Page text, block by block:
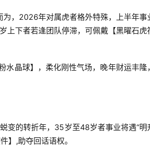
，2026年对属虎者格外特殊，上半年事
下者若逢团队停滞，可佩戴【黑曜石虎
水晶球】，柔化刚性气场，晚年财运丰隆
的转折年，35岁至48岁者事业将遇“明
】,助夺回话语权。